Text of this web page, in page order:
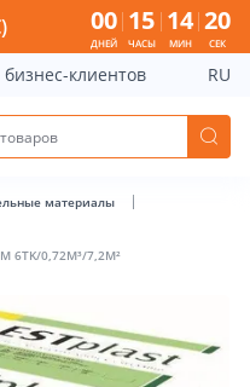
100MM 6TK/
00
ДНЕЙ
15
ЧАСЫ
14
МИН
20
СЕК
клиентов RU
материалы
6TK/0,72M³/7,2M²